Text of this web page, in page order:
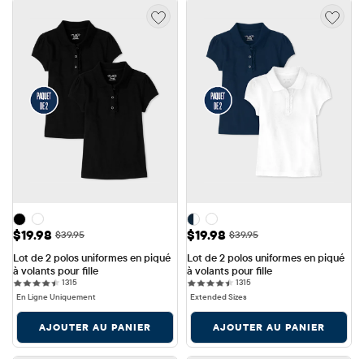
Prix ​​de vente: $19.98
$19.98 Prix ​​d'origine: $39.95
$39.95
Lot de 2 polos uniformes en piqué
à volants pour fille
13151315 reviews
En Ligne Uniquement
AJOUTER AU PANIER
Prix ​​de vente: $19.98
$19.98 Prix ​​d'origine: $39.95
$39.95
Lot de 2 polos uniformes en piqué
à volants pour fille
13151315 reviews
Extended Sizes
AJOUTER AU PANIER